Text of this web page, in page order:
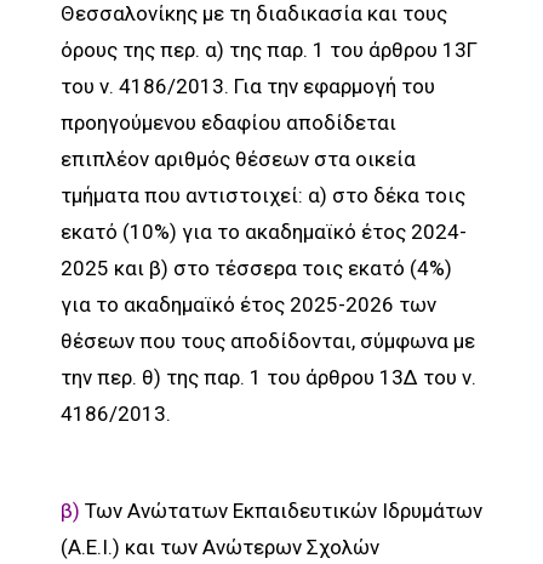
Θεσσαλονίκης με τη διαδικασία και τους
όρους της περ. α) της παρ. 1 του άρθρου 13Γ
του ν. 4186/2013. Για την εφαρμογή του
προηγούμενου εδαφίου αποδίδεται
επιπλέον αριθμός θέσεων στα οικεία
τμήματα που αντιστοιχεί: α) στο δέκα τοις
εκατό (10%) για το ακαδημαϊκό έτος 2024-
2025 και β) στο τέσσερα τοις εκατό (4%)
για το ακαδημαϊκό έτος 2025-2026 των
θέσεων που τους αποδίδονται, σύμφωνα με
την περ. θ) της παρ. 1 του άρθρου 13Δ του ν.
4186/2013.
β) Των Ανώτατων Εκπαιδευτικών Ιδρυμάτων
(Α.Ε.Ι.) και των Ανώτερων Σχολών